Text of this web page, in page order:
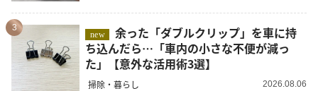
3
new
余った「ダブルクリップ」を車に持
ち込んだら…「車内の小さな不便が減っ
た」【意外な活用術3選】
掃除・暮らし 2026.08.06